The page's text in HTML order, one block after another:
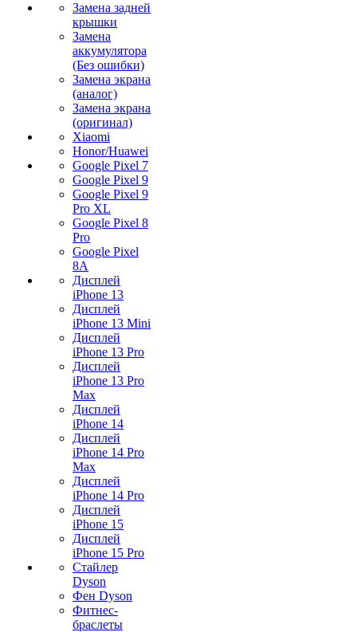
Замена задней
крышки
Замена
аккумулятора
(Без ошибки)
Замена экрана
(аналог)
Замена экрана
(оригинал)
Xiaomi
Honor/Huawei
Google Pixel 7
Google Pixel 9
Google Pixel 9
Pro XL
Google Pixel 8
Pro
Google Pixel
8A
Дисплей
iPhone 13
Дисплей
iPhone 13 Mini
Дисплей
iPhone 13 Pro
Дисплей
iPhone 13 Pro
Max
Дисплей
iPhone 14
Дисплей
iPhone 14 Pro
Max
Дисплей
iPhone 14 Pro
Дисплей
iPhone 15
Дисплей
iPhone 15 Pro
Стайлер
Dyson
Фен Dyson
Фитнес-
браслеты